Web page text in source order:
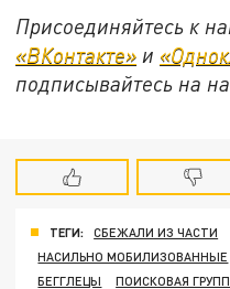
Присоединяйтесь к
«ВКонтакте» и
подписывайтесь на
ТЕГИ: СБЕЖАЛИ ИЗ ЧАСТИ
НАСИЛЬНО МОБИЛИЗОВАННЫЕ
БЕГГЛЕЦЫ
ПОИСКОВАЯ